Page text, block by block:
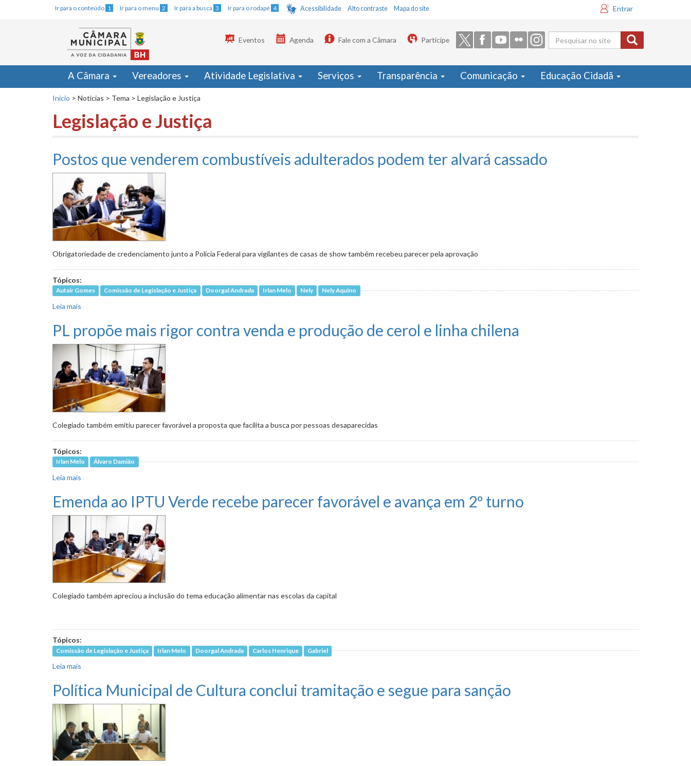
Ir para o conteúdo 1 Ir para o menu 2 Ir para a busca 3 Ir para o rodapé 4 Acessibilidade Alto contraste Mapa do site Entrar
Formulário
de busca
Eventos Agenda Fale com a Câmara Participe
A Câmara Vereadores Atividade Legislativa Serviços Transparência Comunicação Educação Cidadã
Início > Noticias > Tema > Legislação e Justiça
Legislação e Justiça
Postos que venderem combustíveis adulterados podem ter alvará cassado
Obrigatoriedade de credenciamento junto a Polícia Federal para vigilantes de casas de show também recebeu parecer pela aprovação
Tópicos:
Autair Gomes Comissão de Legislação e Justiça Doorgal Andrada Irlan Melo Nely Nely Aquino
Leia mais
PL propõe mais rigor contra venda e produção de cerol e linha chilena
Colegiado também emitiu parecer favorável a proposta que facilita a busca por pessoas desaparecidas
Tópicos:
Irlan Melo Álvaro Damião
Leia mais
Emenda ao IPTU Verde recebe parecer favorável e avança em 2º turno
Colegiado também apreciou a inclusão do tema educação alimentar nas escolas da capital
Tópicos:
Comissão de Legislação e Justiça Irlan Melo Doorgal Andrada Carlos Henrique Gabriel
Leia mais
Política Municipal de Cultura conclui tramitação e segue para sanção